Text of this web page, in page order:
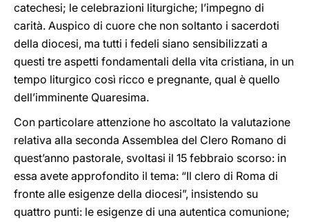
catechesi; le celebrazioni liturgiche; l’impegno di
carità. Auspico di cuore che non soltanto i sacerdoti
della diocesi, ma tutti i fedeli siano sensibilizzati a
questi tre aspetti fondamentali della vita cristiana, in un
tempo liturgico così ricco e pregnante, qual è quello
dell’imminente Quaresima.
Con particolare attenzione ho ascoltato la valutazione
relativa alla seconda Assemblea del Clero Romano di
quest’anno pastorale, svoltasi il 15 febbraio scorso: in
essa avete approfondito il tema: “Il clero di Roma di
fronte alle esigenze della diocesi”, insistendo su
quattro punti: le esigenze di una autentica comunione;